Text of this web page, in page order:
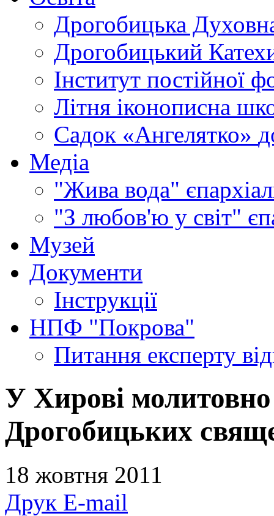
Дрогобицька
Дрогобицький
Інститут постійної
Літня іконописна
Садок «Ангелятко»
Медіа
"Жива вода"
"З любов'ю у світ"
Музей
Документи
Інструкції
НПФ "Покрова"
Питання експерту
У Хирові молитовно
Дрогобицьких
18 жовтня 2011
Друк E-mail